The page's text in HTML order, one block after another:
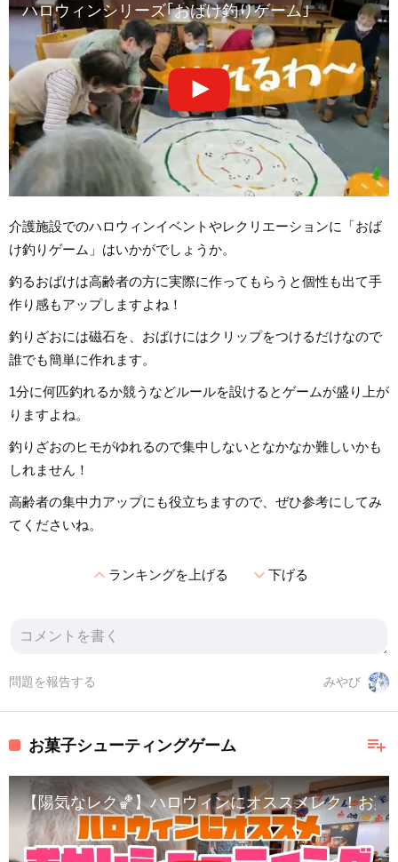
ハロウィンシリーズ｢おばけ釣りゲーム｣
介護施設でのハロウィンイベントやレクリエーションに「おば
け釣りゲーム」はいかがでしょうか。
釣るおばけは高齢者の方に実際に作ってもらうと個性も出て手
作り感もアップしますよね！
釣りざおには磁石を、おばけにはクリップをつけるだけなので
誰でも簡単に作れます。
1分に何匹釣れるか競うなどルールを設けるとゲームが盛り上が
りますよね。
釣りざおのヒモがゆれるので集中しないとなかなか難しいかも
しれません！
高齢者の集中力アップにも役立ちますので、ぜひ参考にしてみ
てくださいね。
expand_lessランキングを上げる expand_more下げる
みやび
問題を報告する
playlist_add
お菓子シューティングゲーム
【陽気なレク🏀】ハロウィンにオススメレク！お菓